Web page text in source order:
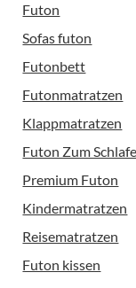
Futon
Sofas futon
Futonbett
Futonmatratzen
Klappmatratzen
Futon Zum
Premium Futon
Kindermatratzen
Reisematratzen
Futon kissen